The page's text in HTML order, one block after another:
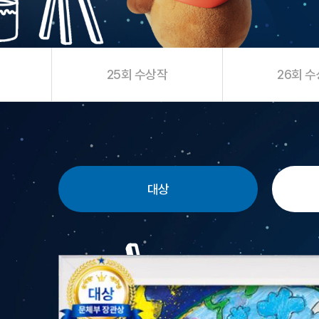
25회 수상작 26회 수
대상